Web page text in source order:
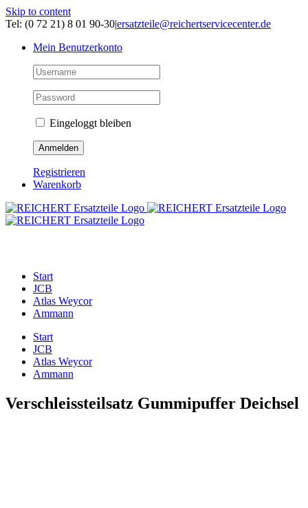
Skip to content
Tel: (0 72 21) 8 01 90-30|ersatzteile@reichertservicecenter.de
Mein Benutzerkonto
Eingeloggt bleiben
Registrieren
Warenkorb
Start
JCB
Atlas Weycor
Ammann
Start
JCB
Atlas Weycor
Ammann
Verschleissteilsatz Gummipuffer Deichsel